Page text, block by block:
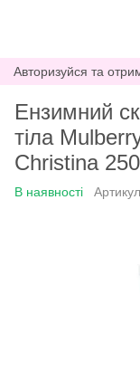
Авторизуйся та
Ензимний
тіла
Christina
В наявності